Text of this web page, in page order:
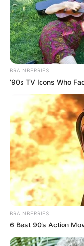
BRAINBERRIES
’90s TV Icons Who
BRAINBERRIES
6 Best 90’s Action